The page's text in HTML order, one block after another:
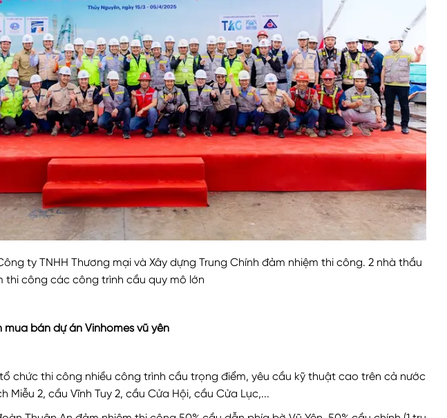
ty TNHH Thương mại và Xây dựng Trung Chính đảm nhiệm thi công. 2 nhà thầu
thi công các công trình cầu quy mô lớn
mua bán dự án Vinhomes vũ yên
chức thi công nhiều công trình cầu trọng điểm, yêu cầu kỹ thuật cao trên cả nước
Miễu 2, cầu Vĩnh Tuy 2, cầu Cửa Hội, cầu Cửa Lục,...